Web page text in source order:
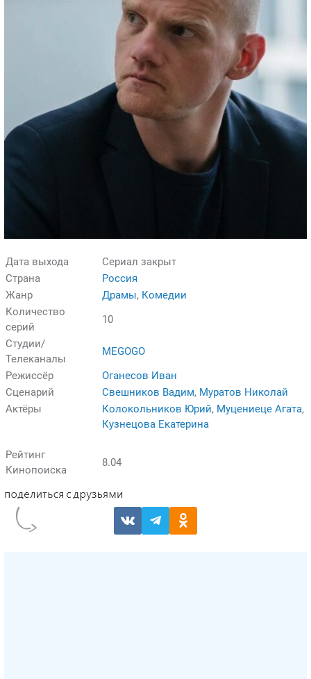
Дата выхода
Сериал закрыт
Страна
Россия
Жанр
Драмы, Комедии
Количество
серий
10
Студии/
Телеканалы
MEGOGO
Режиссёр
Оганесов Иван
Сценарий
Свешников Вадим, Муратов Николай
Актёры
Колокольников Юрий, Муцениеце Агата,
Кузнецова Екатерина
Рейтинг
Кинопоиска
8.04